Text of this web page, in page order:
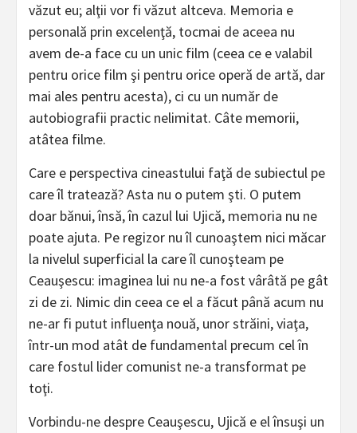
văzut eu; alţii vor fi văzut altceva. Memoria e
personală prin excelenţă, tocmai de aceea nu
avem de-a face cu un unic film (ceea ce e valabil
pentru orice film şi pentru orice operă de artă, dar
mai ales pentru acesta), ci cu un număr de
autobiografii practic nelimitat. Câte memorii,
atâtea filme.
Care e perspectiva cineastului faţă de subiectul pe
care îl tratează? Asta nu o putem şti. O putem
doar bănui, însă, în cazul lui Ujică, memoria nu ne
poate ajuta. Pe regizor nu îl cunoaştem nici măcar
la nivelul superficial la care îl cunoşteam pe
Ceauşescu: imaginea lui nu ne-a fost vârâtă pe gât
zi de zi. Nimic din ceea ce el a făcut până acum nu
ne-ar fi putut influenţa nouă, unor străini, viaţa,
într-un mod atât de fundamental precum cel în
care fostul lider comunist ne-a transformat pe
toţi.
Vorbindu-ne despre Ceauşescu, Ujică e el însuşi un